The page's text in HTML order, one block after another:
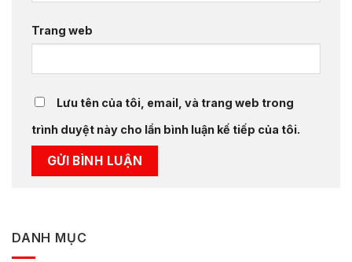
Trang web
Lưu tên của tôi, email, và trang web trong
trình duyệt này cho lần bình luận kế tiếp của tôi.
DANH MỤC